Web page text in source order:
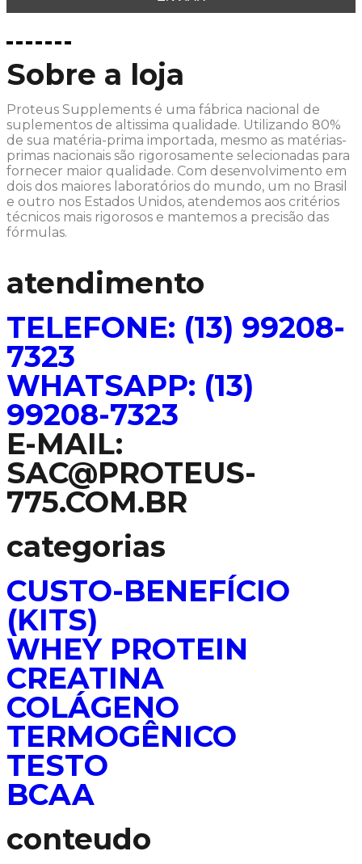
Sobre a loja
Proteus Supplements é uma fábrica nacional de
suplementos de altissima qualidade. Utilizando 80%
de sua matéria-prima importada, mesmo as matérias-
primas nacionais são rigorosamente selecionadas para
fornecer maior qualidade. Com desenvolvimento em
dois dos maiores laboratórios do mundo, um no Brasil
e outro nos Estados Unidos, atendemos aos critérios
técnicos mais rigorosos e mantemos a precisão das
fórmulas.
atendimento
TELEFONE: (13) 99208-
7323
WHATSAPP: (13)
99208-7323
E-MAIL:
SAC@PROTEUS-
775.COM.BR
categorias
CUSTO-BENEFÍCIO
(KITS)
WHEY PROTEIN
CREATINA
COLÁGENO
TERMOGÊNICO
TESTO
BCAA
conteudo